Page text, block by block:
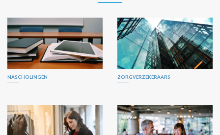
NASCHOLINGEN ZORGVERZEKERAARS